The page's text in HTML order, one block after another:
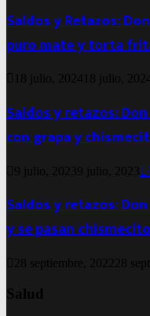
Saldos y Retazos:
puro mate y torta
18 julio, 2024 18 julio,
Saldos y retazos:
con grapa y
9 julio, 20239 julio, 2023
Saldos y retazos:
y se pasan
28 septiembre, 2022 28
Salud